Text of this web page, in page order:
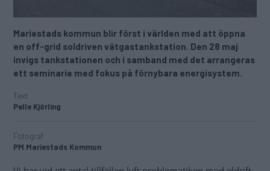
Mariestads kommun blir först i världen med att öppna
en off-grid soldriven vätgastankstation. Den 28 maj
invigs tankstationen och i samband med det arrangeras
ett seminarie med fokus på förnybara energisystem.
Text
Pelle Kjörling
Fotograf
PM Mariestads Kommun